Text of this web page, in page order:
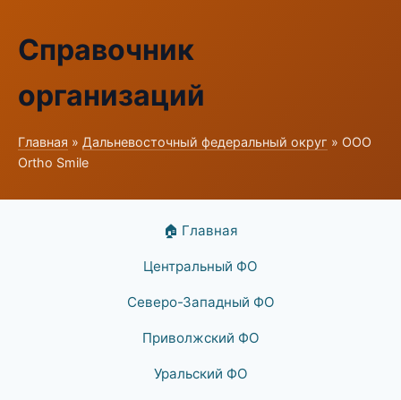
Справочник
организаций
Главная » Дальневосточный федеральный округ » ООО
Ortho Smile
🏠 Главная
Центральный ФО
Северо-Западный ФО
Приволжский ФО
Уральский ФО